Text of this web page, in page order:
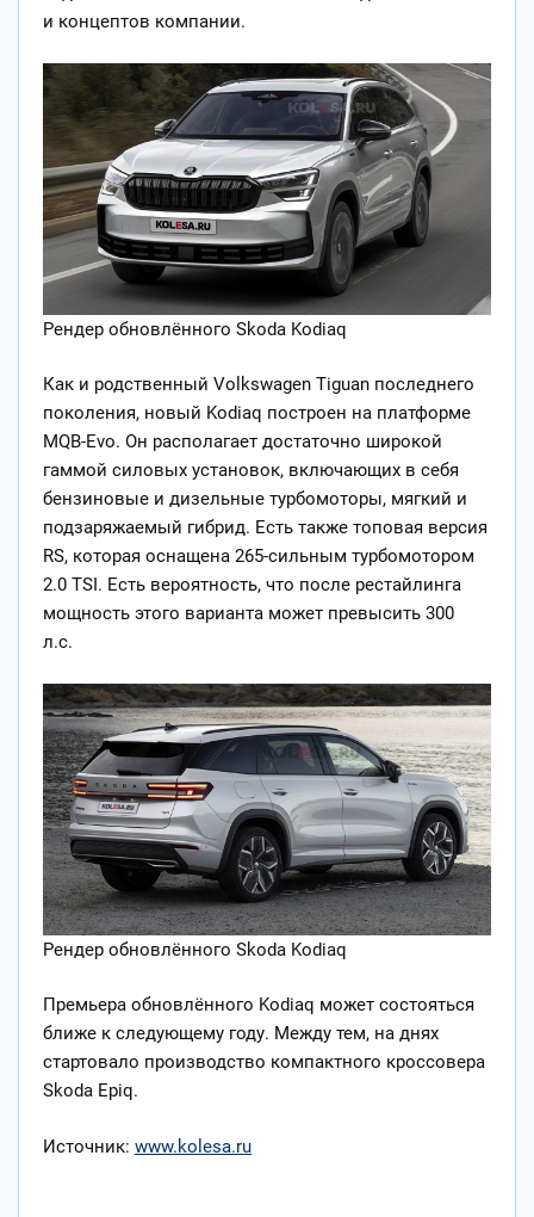
и концептов компании.
Рендер обновлённого Skoda Kodiaq
Как и родственный Volkswagen Tiguan последнего
поколения, новый Kodiaq построен на платформе
MQB-Evo. Он располагает достаточно широкой
гаммой силовых установок, включающих в себя
бензиновые и дизельные турбомоторы, мягкий и
подзаряжаемый гибрид. Есть также топовая версия
RS, которая оснащена 265-сильным турбомотором
2.0 TSI. Есть вероятность, что после рестайлинга
мощность этого варианта может превысить 300
л.с.
Рендер обновлённого Skoda Kodiaq
Премьера обновлённого Kodiaq может состояться
ближе к следующему году. Между тем, на днях
стартовало производство компактного кроссовера
Skoda Epiq.
Источник: www.kolesa.ru